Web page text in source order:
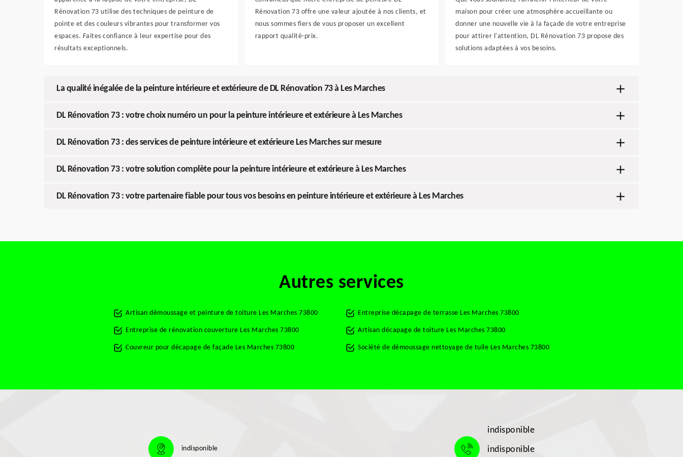
Rénovation 73 utilise des techniques de peinture de
pointe et des couleurs vibrantes pour transformer vos
espaces. Faites confiance à leur expertise pour des
résultats exceptionnels.
Rénovation 73 offre une valeur ajoutée à nos clients, et
nous sommes fiers de vous proposer un excellent
rapport qualité-prix.
maison pour créer une atmosphère accueillante ou
donner une nouvelle vie à la façade de votre entreprise
pour attirer l'attention, DL Rénovation 73 propose des
solutions adaptées à vos besoins.
La qualité inégalée de la peinture intérieure et extérieure de DL Rénovation 73 à Les Marches
DL Rénovation 73 : votre choix numéro un pour la peinture intérieure et extérieure à Les Marches
DL Rénovation 73 : des services de peinture intérieure et extérieure Les Marches sur mesure
DL Rénovation 73 : votre solution complète pour la peinture intérieure et extérieure à Les Marches
DL Rénovation 73 : votre partenaire fiable pour tous vos besoins en peinture intérieure et extérieure à Les Marches
Autres services
Artisan démoussage et peinture de toiture Les Marches 73800
Entreprise de rénovation couverture Les Marches 73800
Couvreur pour décapage de façade Les Marches 73800
Entreprise décapage de terrasse Les Marches 73800
Artisan décapage de toiture Les Marches 73800
Société de démoussage nettoyage de tuile Les Marches 73800
indisponible
indisponible
indisponible